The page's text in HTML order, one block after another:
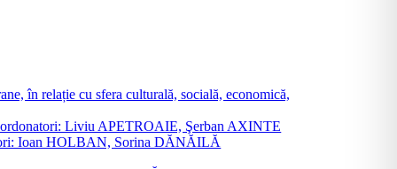
în relație cu sfera culturală, socială, economică,
Liviu APETROAIE, Şerban AXINTE
Ioan HOLBAN, Sorina DĂNĂILĂ